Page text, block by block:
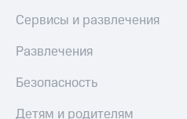
Сервисы и развлечения
Развлечения
Безопасность
Детям и родителям